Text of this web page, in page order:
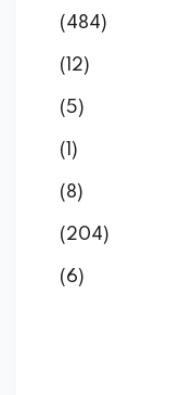
(484)
(12)
(5)
(1)
(8)
(204)
(6)